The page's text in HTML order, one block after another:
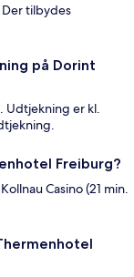
tilbydes
på Dorint
Udtjekning er kl.
Freiburg?
Casino (21 min.